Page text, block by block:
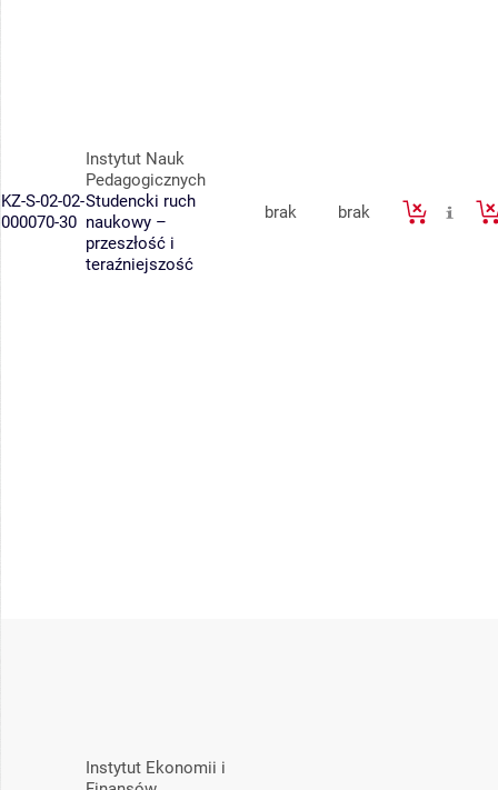
KZ-S-02-02-
000070-30
Instytut Nauk
Pedagogicznych
Studencki ruch
naukowy –
przeszłość i
teraźniejszość
brak brak
Instytut Ekonomii i